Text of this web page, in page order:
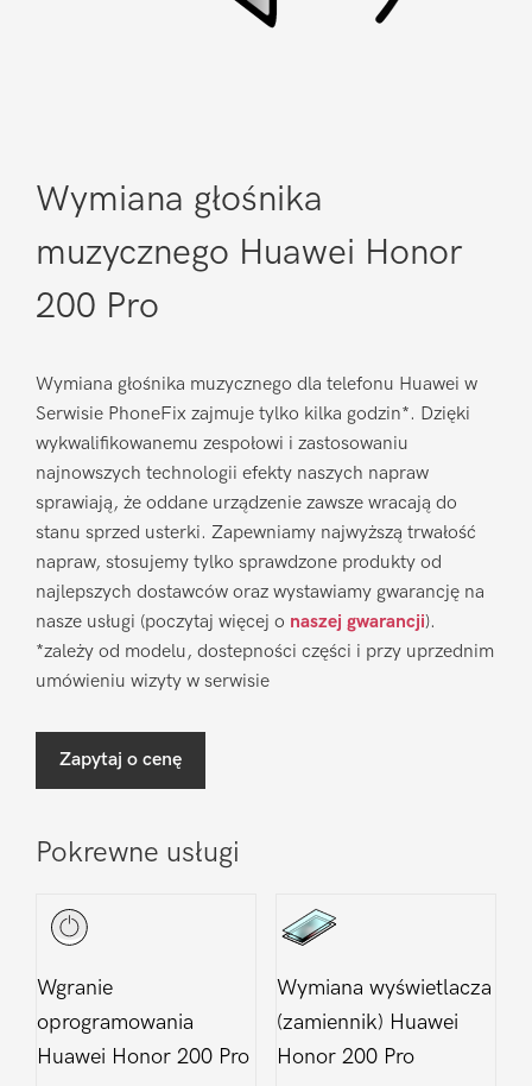
Wymiana głośnika
muzycznego Huawei Honor
200 Pro
Wymiana głośnika muzycznego dla telefonu Huawei w
Serwisie PhoneFix zajmuje tylko kilka godzin*. Dzięki
wykwalifikowanemu zespołowi i zastosowaniu
najnowszych technologii efekty naszych napraw
sprawiają, że oddane urządzenie zawsze wracają do
stanu sprzed usterki. Zapewniamy najwyższą trwałość
napraw, stosujemy tylko sprawdzone produkty od
najlepszych dostawców oraz wystawiamy gwarancję na
nasze usługi (poczytaj więcej o naszej gwarancji).
*zależy od modelu, dostepności części i przy uprzednim
umówieniu wizyty w serwisie
Zapytaj o cenę
Pokrewne usługi
Wgranie
oprogramowania
Huawei Honor 200 Pro
Wymiana wyświetlacza
(zamiennik) Huawei
Honor 200 Pro